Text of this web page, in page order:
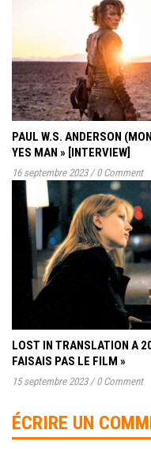
PAUL W.S. ANDERSON
YES MAN » [INTERVIEW]
16 septembre 2023 / 0 Comment
LOST IN TRANSLATION A
FAISAIS PAS LE FILM »
15 septembre 2023 / 0 Comment
ÉCRIRE UN